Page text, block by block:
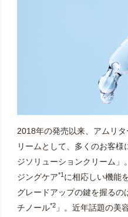
2018年の発売以来、アムリ
リームとして、多くのお客
ジソリューションクリーム」
ジングケア*1に相応しい機能
グレードアップの鍵を握るの
チノール*2」。近年話題の美